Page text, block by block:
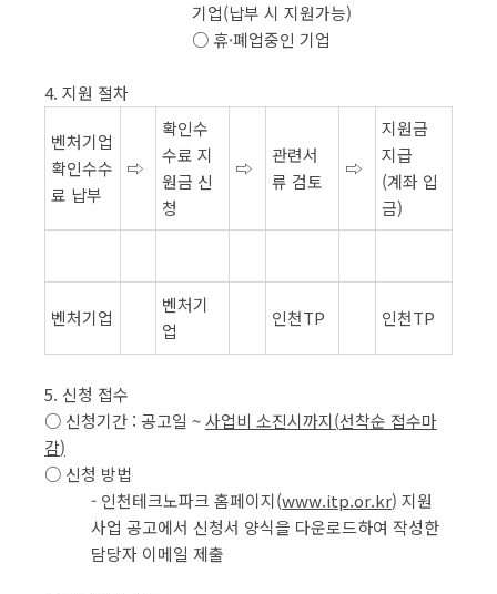
기업(납부 시 지원가능)
○ 휴·폐업중인 기업
4. 지원 절차
벤처기업
확인수수
료 납부
⇨
확인수
수료 지
원금 신
청
⇨
관련서
류 검토
⇨
지원금
지급
(계좌 입
금)
벤처기업
벤처기
업
인천TP 인천TP
5. 신청 접수
○ 신청기간 : 공고일 ~사업비 소진시까지(선착순 접수마
감)
○ 신청 방법
- 인천테크노파크 홈페이지(www.itp.or.kr) 지원
사업 공고에서 신청서 양식을 다운로드하여 작성한
담당자 이메일 제출